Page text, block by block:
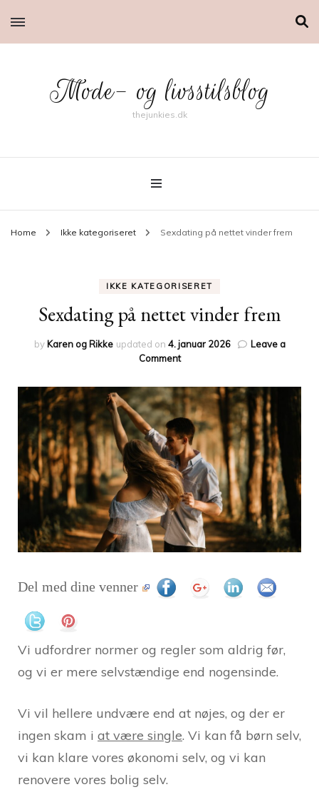
Mode- og livsstilsblog
thejunkies.dk
Home Ikke kategoriseret Sexdating på nettet vinder frem
IKKE KATEGORISERET
Sexdating på nettet vinder frem
by Karen og Rikke updated on 4. januar 2026
Leave a
Commenton
på
nettet
vinder
frem
Del med dine venner
Vi udfordrer normer og regler som aldrig før,
og vi er mere selvstændige end nogensinde.
Vi vil hellere undvære end at nøjes, og der er
ingen skam i at være single. Vi kan få børn selv,
vi kan klare vores økonomi selv, og vi kan
renovere vores bolig selv.